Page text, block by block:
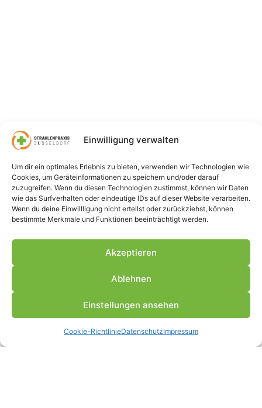
Einwilligung verwalten
Um dir ein optimales Erlebnis zu bieten, verwenden wir Technologien wie
Cookies, um Geräteinformationen zu speichern und/oder darauf
zuzugreifen. Wenn du diesen Technologien zustimmst, können wir Daten
wie das Surfverhalten oder eindeutige IDs auf dieser Website verarbeiten.
Wenn du deine Einwillligung nicht erteilst oder zurückziehst, können
bestimmte Merkmale und Funktionen beeinträchtigt werden.
Akzeptieren
Ablehnen
Einstellungen ansehen
Cookie-RichtlinieDatenschutzImpressum